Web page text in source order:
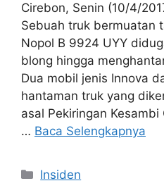
Cirebon, Senin (10/4/
Sebuah truk bermuatan
Nopol B 9924 UYY
blong hingga
Dua mobil jenis Innova
hantaman truk yang
asal Pekiringan
… Baca Selengkapnya
Kategori
Insiden